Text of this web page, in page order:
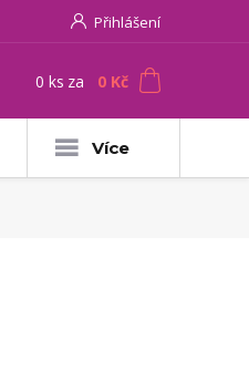
Přihlášení
0 ks za 0 Kč
Více